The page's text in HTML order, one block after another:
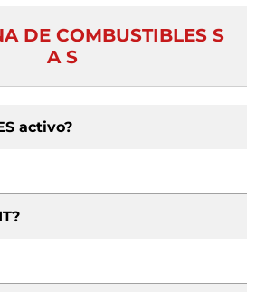
DE COMBUSTIBLES S
A S
activo?